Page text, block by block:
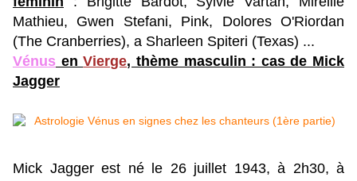
Mathieu, Gwen Stefani, Pink, Dolores O'Riordan
(The Cranberries), a Sharleen Spiteri (Texas) ...
Vénus enVierge, thème masculin : cas de Mick
Jagger
Mick Jagger est né le 26 juillet 1943, à 2h30, à